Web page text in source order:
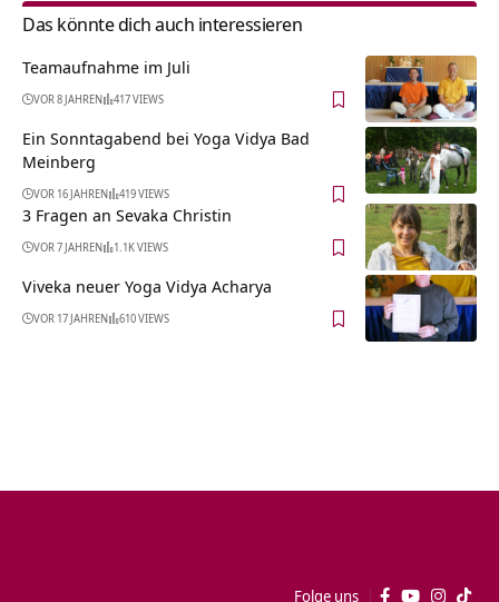
Das könnte dich auch interessieren
Teamaufnahme im Juli
VOR 8 JAHREN 417 VIEWS
Ein Sonntagabend bei Yoga Vidya Bad
Meinberg
VOR 16 JAHREN 419 VIEWS
3 Fragen an Sevaka Christin
VOR 7 JAHREN 1.1K VIEWS
Viveka neuer Yoga Vidya Acharya
VOR 17 JAHREN 610 VIEWS
Folge uns